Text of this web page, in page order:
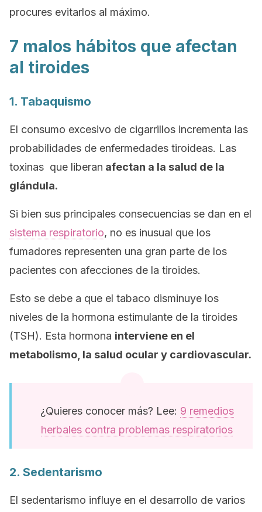
procures evitarlos al máximo.
7 malos hábitos que afectan
al tiroides
1. Tabaquismo
El consumo excesivo de cigarrillos incrementa las
probabilidades de enfermedades tiroideas. Las
toxinas que liberan afectan a la salud de la
glándula.
Si bien sus principales consecuencias se dan en el
sistema respiratorio, no es inusual que los
fumadores representen una gran parte de los
pacientes con afecciones de la tiroides.
Esto se debe a que el tabaco disminuye los
niveles de la hormona estimulante de la tiroides
(TSH). Esta hormona interviene en el
metabolismo, la salud ocular y cardiovascular.
¿Quieres conocer más? Lee: 9 remedios
herbales contra problemas respiratorios
2. Sedentarismo
El sedentarismo influye en el desarrollo de varios